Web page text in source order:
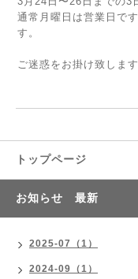
通常月曜日は営業日で
す。
ご迷惑をお掛け致しま
トップページ
お知らせ 最新
2025-07（1）
2024-09（1）